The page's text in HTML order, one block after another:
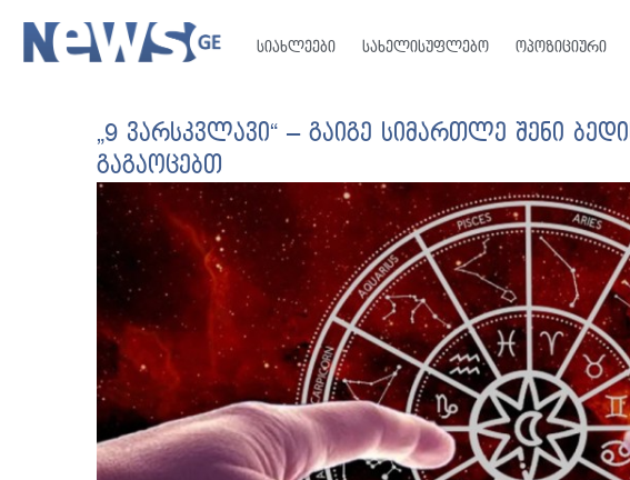
სიახლეები სახელისუფლებო ოპოზიციური
„9 ვარსკვლავი“ – გაიგე სიმართლე შენი
გაგაოცებთ